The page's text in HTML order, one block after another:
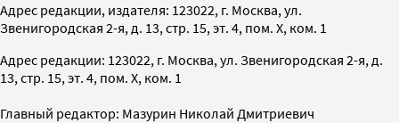
Адрес редакции, издателя: 123022, г. Москва, ул.
Звенигородская 2-я, д. 13, стр. 15, эт. 4, пом. X, ком. 1
Адрес редакции: 123022, г. Москва, ул. Звенигородская 2-я, д.
13, стр. 15, эт. 4, пом. X, ком. 1
Главный редактор: Мазурин Николай Дмитриевич